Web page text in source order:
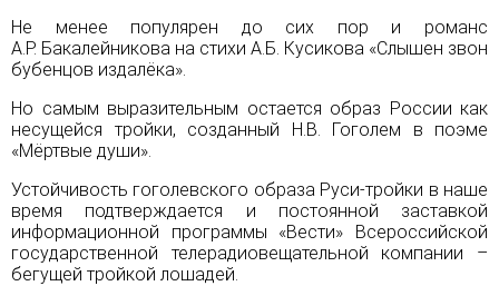
Не менее популярен до сих пор и романс
А.Р. Бакалейникова на стихи А.Б. Кусикова «Слышен звон
бубенцов издалёка».
Но самым выразительным остается образ России как
несущейся тройки, созданный Н.В. Гоголем в поэме
«Мёртвые души».
Устойчивость гоголевского образа Руси-тройки в наше
время подтверждается и постоянной заставкой
информационной программы «Вести» Всероссийской
государственной телерадиовещательной компании –
бегущей тройкой лошадей.